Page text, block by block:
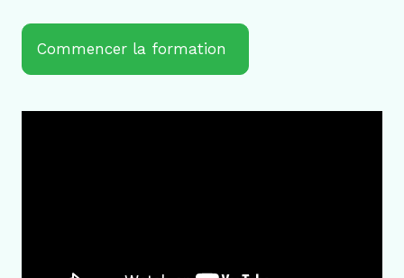
Commencer la formation